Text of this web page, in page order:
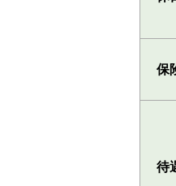
保
待